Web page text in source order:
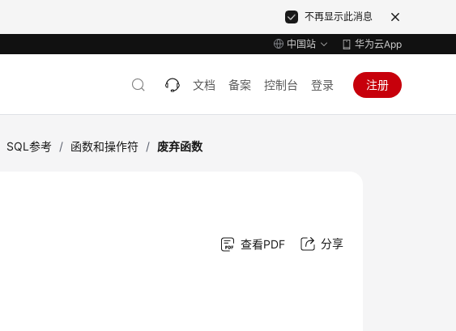
不再显示此消息
中国站 华为云App
文档 备案 控制台 登录 注册
SQL参考 / 函数和操作符 / 废弃函数
查看PDF 分享